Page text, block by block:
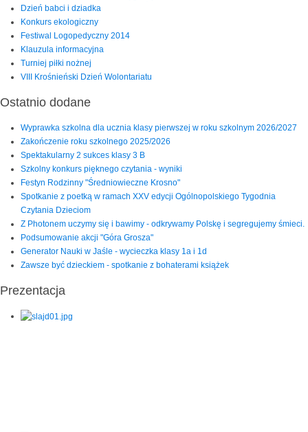
Dzień babci i dziadka
Konkurs ekologiczny
Festiwal Logopedyczny 2014
Klauzula informacyjna
Turniej piłki nożnej
VIII Krośnieński Dzień Wolontariatu
Ostatnio dodane
Wyprawka szkolna dla ucznia klasy pierwszej w roku szkolnym 2026/2027
Zakończenie roku szkolnego 2025/2026
Spektakularny 2 sukces klasy 3 B
Szkolny konkurs pięknego czytania - wyniki
Festyn Rodzinny "Średniowieczne Krosno"
Spotkanie z poetką w ramach XXV edycji Ogólnopolskiego Tygodnia
Czytania Dzieciom
Z Photonem uczymy się i bawimy - odkrywamy Polskę i segregujemy śmieci.
Podsumowanie akcji "Góra Grosza"
Generator Nauki w Jaśle - wycieczka klasy 1a i 1d
Zawsze być dzieckiem - spotkanie z bohaterami książek
Prezentacja